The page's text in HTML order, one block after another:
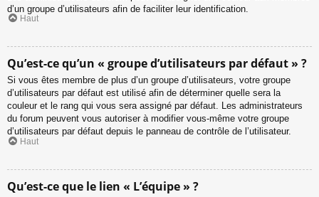
d’un groupe d’utilisateurs afin de faciliter leur identification.
Haut
Qu’est-ce qu’un « groupe d’utilisateurs par défaut » ?
Si vous êtes membre de plus d’un groupe d’utilisateurs, votre groupe
d’utilisateurs par défaut est utilisé afin de déterminer quelle sera la
couleur et le rang qui vous sera assigné par défaut. Les administrateurs
du forum peuvent vous autoriser à modifier vous-même votre groupe
d’utilisateurs par défaut depuis le panneau de contrôle de l’utilisateur.
Haut
Qu’est-ce que le lien « L’équipe » ?